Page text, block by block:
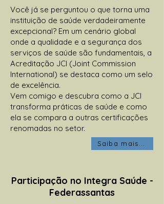
Você já se perguntou o que torna uma
instituição de saúde verdadeiramente
excepcional? Em um cenário global
onde a qualidade e a segurança dos
serviços de saúde são fundamentais, a
Acreditação JCI (Joint Commission
International) se destaca como um selo
de excelência.
Vem comigo e descubra como a JCI
transforma práticas de saúde e como
ela se compara a outras certificações
renomadas no setor.
Saiba mais...
Participação no Integra Saúde -
Federassantas